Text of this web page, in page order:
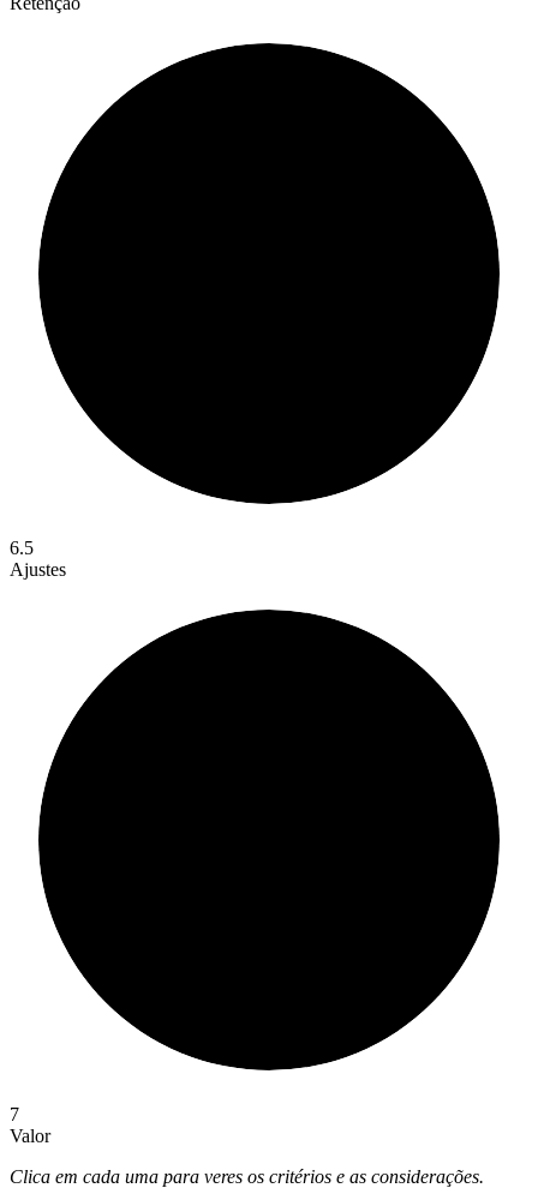
6.5
Ajustes
7
Valor
Clica em cada uma para veres os critérios e as considerações.